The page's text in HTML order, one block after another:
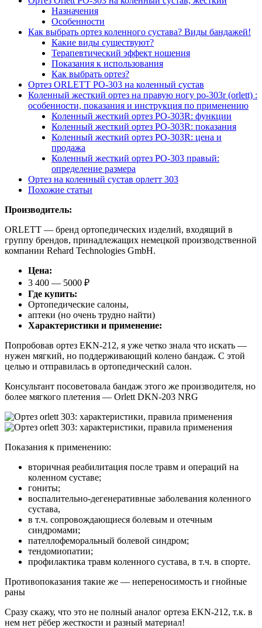
Назначения
Особенности
Как выбрать ортез коленного сустава? Виды бандажей!
Какие виды существуют?
Терапевтический эффект ношения
Показания к использования
Как выбрать ортез?
Ортез ORLETT PO-303 на коленный сустав
Коленный жесткий ортез на правую ногу po-303r (orlett) :
особенности, показания и инструкция по применению
Коленный жесткий ортез PO-303R: функции
Коленный жесткий ортез PO-303R: показания
Коленный жесткий ортез PO-303R: цена и
продажа
Коленный жесткий ортез PO-303 правый:
определение размера
Ортез на коленный сустав орлетт 303
Похожие статьи
Производитель:
ORLETT — бренд ортопедических изделий, входящий в
группу брендов, принадлежащих немецкой производственной
компании Rehard Technologies GmbH.
Цена:
3 400 — 5000 ₽
Где купить:
Ортопедические салоны,
аптеки (но очень трудно найти)
Характеристики и применение:
Попробовав ортез EKN-212, я уже четко знала что искать —
нужен мягкий, но поддерживающий колено бандаж. С этой
целью и отправилась в ортопедический салон.
Консультант посоветовала бандаж этого же производителя, но
более мягкого плетения — Orlett DKN-203 NRG
Показания к применению:
вторичная реабилитация после травм и операций на
коленном суставе;
гониты;
воспалительно-дегенеративные заболевания коленного
сустава,
в т.ч. сопровождающиеся болевым и отечным
синдромами;
пателлофеморальный болевой синдром;
тендомиопатии;
профилактика травм коленного сустава, в т.ч. в спорте.
Противопоказания такие же — непереносимость и гнойные
раны
Сразу скажу, что это не полный аналог ортеза EKN-212, т.к. в
нем нет рёбер жесткости и разный материал!